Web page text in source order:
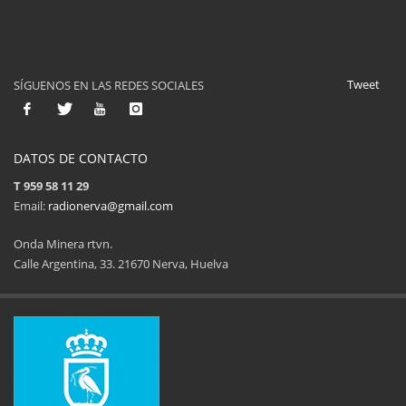
11ª Feria del Jamón 34 Memorial
Tweet
SÍGUENOS EN LAS REDES SOCIALES
DATOS DE CONTACTO
T 959 58 11 29
Email: radionerva@gmail.com
Onda Minera rtvn.
Calle Argentina, 33. 21670 Nerva, Huelva